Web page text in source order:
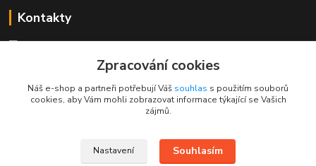
Kontakty
+420 725 613 837
info@rajklubicek.cz
Zpracování cookies
Náš e-shop a partneři potřebují Váš souhlas s použitím souborů
cookies, aby Vám mohli zobrazovat informace týkající se Vašich
zájmů.
Nastavení Souhlasím